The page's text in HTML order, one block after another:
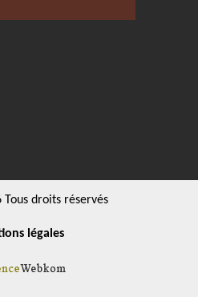
droits réservés
légales